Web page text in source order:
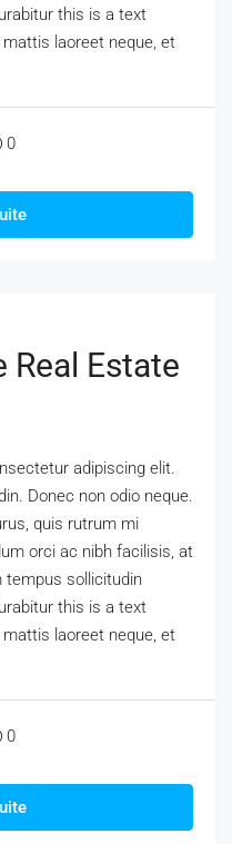
this is a text
laoreet neque, et
0
Real Estate
adipiscing elit.
Donec non odio neque.
quis rutrum mi
orci ac nibh facilisis, at
tempus sollicitudin
this is a text
laoreet neque, et
0